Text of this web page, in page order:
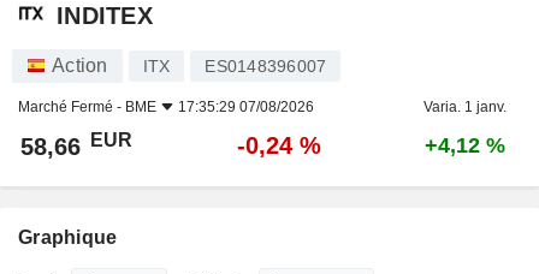
INDITEX
Action ITX ES0148396007
Marché Fermé - BME 17:35:29 07/08/2026 Varia. 1 janv.
58,66 EUR -0,24 % +4,12 %
Graphique